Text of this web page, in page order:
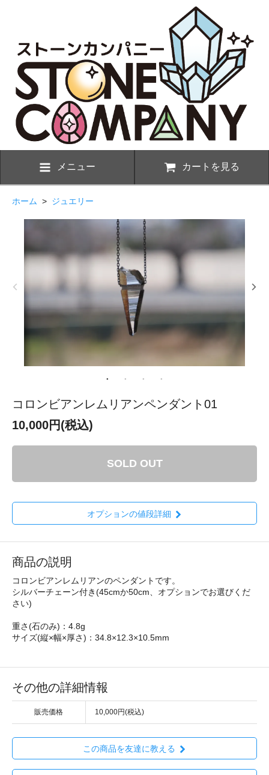
メニュー カートを見る
ホーム > ジュエリー
コロンビアンレムリアンペンダント01
10,000円(税込)
SOLD OUT
オプションの値段詳細
商品の説明
コロンビアンレムリアンのペンダントです。
シルバーチェーン付き(45cmか50cm、オプションでお選びくだ
さい)
重さ(石のみ)：4.8g
サイズ(縦×幅×厚さ)：34.8×12.3×10.5mm
その他の詳細情報
販売価格 10,000円(税込)
この商品を友達に教える